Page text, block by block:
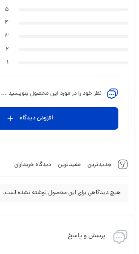
جدیدترین مفیدترین دیدگاه خریداران
هیچ دیدگاهی برای این محصول نوشته نشده است.
5
4
3
2
1
نظر خود را در مورد این محصول بنویسید ...
افزودن دیدگاه
پرسش و پاسخ